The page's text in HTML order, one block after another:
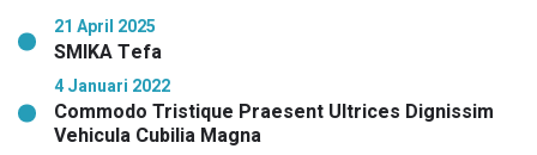
21 April 2025
SMIKA Tefa
4 Januari 2022
Commodo Tristique Praesent Ultrices Dignissim
Vehicula Cubilia Magna